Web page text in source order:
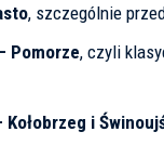
, szczególnie
Pomorze, czyli
Kołobrzeg i